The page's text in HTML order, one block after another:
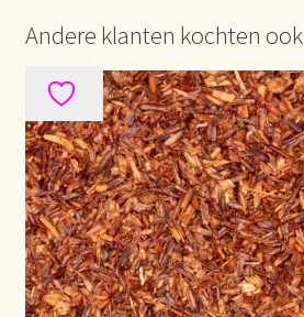
Mijn account
Mijn Favorieten
Multilingualism
Multilinguisme
Multilingüismo.
Andere klanten kochten ook